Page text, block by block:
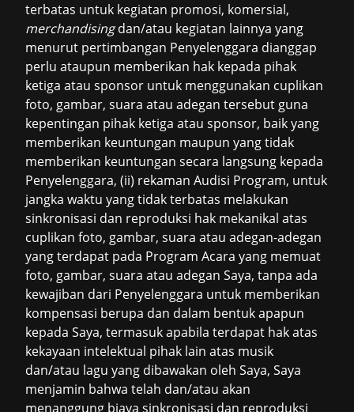
terbatas untuk kegiatan promosi, komersial,
merchandisingdan/atau kegiatan lainnya yang
menurut pertimbangan Penyelenggara dianggap
perlu ataupun memberikan hak kepada pihak
ketiga atau sponsor untuk menggunakan cuplikan
foto, gambar, suara atau adegan tersebut guna
kepentingan pihak ketiga atau sponsor, baik yang
memberikan keuntungan maupun yang tidak
memberikan keuntungan secara langsung kepada
Penyelenggara, (ii) rekaman Audisi Program, untuk
jangka waktu yang tidak terbatas melakukan
sinkronisasi dan reproduksi hak mekanikal atas
cuplikan foto, gambar, suara atau adegan-adegan
yang terdapat pada Program Acara yang memuat
foto, gambar, suara atau adegan Saya, tanpa ada
kewajiban dari Penyelenggara untuk memberikan
kompensasi berupa dan dalam bentuk apapun
kepada Saya, termasuk apabila terdapat hak atas
kekayaan intelektual pihak lain atas musik
dan/atau lagu yang dibawakan oleh Saya, Saya
menjamin bahwa telah dan/atau akan
menanggung biaya sinkronisasi dan reproduksi